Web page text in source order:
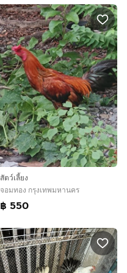
สัตว์เลี้ยง
จอมทอง กรุงเทพมหานคร
฿ 550